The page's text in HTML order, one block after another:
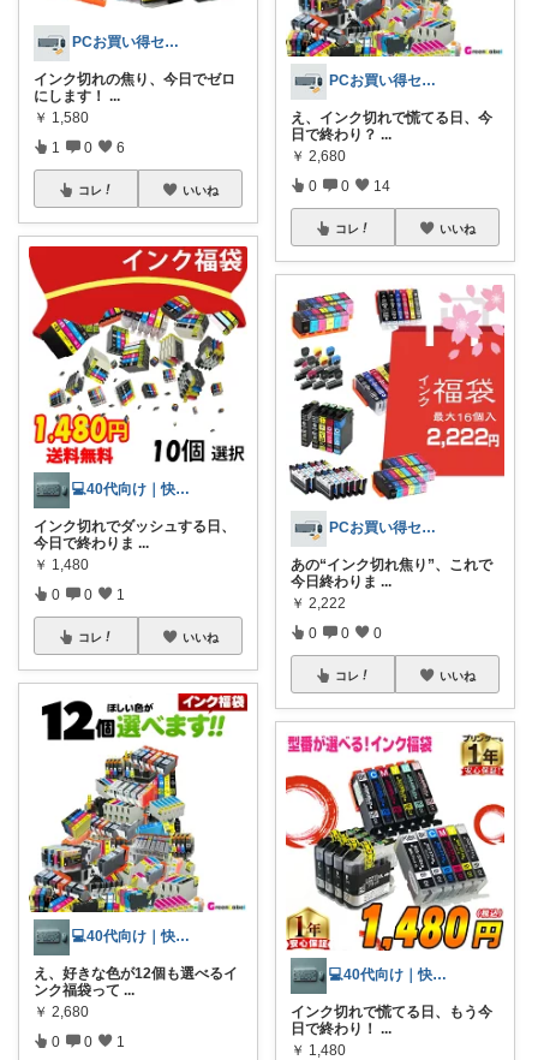
PCお買い得セレクト
インク切れの焦り、今日でゼロ
にします！ ...
￥ 1,580
1 0 6
コレ いいね
💻40代向け｜快適PC環境
インク切れでダッシュする日、
今日で終わりま ...
￥ 1,480
0 0 1
コレ いいね
💻40代向け｜快適PC環境
え、好きな色が12個も選べるイ
ンク福袋って ...
￥ 2,680
0 0 1
PCお買い得セレクト
え、インク切れで慌てる日、今
日で終わり？ ...
￥ 2,680
0 0 14
コレ いいね
PCお買い得セレクト
あの“インク切れ焦り”、これで
今日終わりま ...
￥ 2,222
0 0 0
コレ いいね
💻40代向け｜快適PC環境
インク切れで慌てる日、もう今
日で終わり！ ...
￥ 1,480